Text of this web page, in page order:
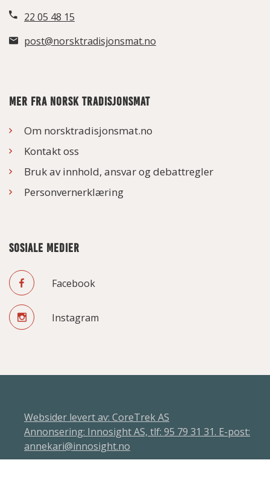
22 05 48 15
post@norsktradisjonsmat.no
MER FRA NORSK TRADISJONSMAT
Om norsktradisjonsmat.no
Kontakt oss
Bruk av innhold, ansvar og debattregler
Personvernerklæring
SOSIALE MEDIER
Facebook
Instagram
Websider levert av: CoreTrek AS
Annonsering: Innosight AS, tlf: 95 79 31 31. E-post:
annekari@innosight.no